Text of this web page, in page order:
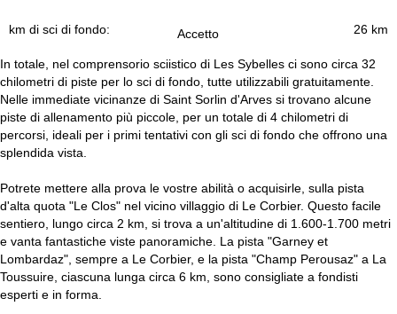
Accetto
p
g
e
26 km
km di sci di fondo:
In totale, nel comprensorio sciistico di Les Sybelles ci sono circa 32
chilometri di piste per lo sci di fondo, tutte utilizzabili gratuitamente.
Nelle immediate vicinanze di Saint Sorlin d'Arves si trovano alcune
piste di allenamento più piccole, per un totale di 4 chilometri di
percorsi, ideali per i primi tentativi con gli sci di fondo che offrono una
splendida vista.
Potrete mettere alla prova le vostre abilità o acquisirle, sulla pista
d'alta quota "Le Clos" nel vicino villaggio di Le Corbier. Questo facile
sentiero, lungo circa 2 km, si trova a un'altitudine di 1.600-1.700 metri
e vanta fantastiche viste panoramiche. La pista "Garney et
Lombardaz", sempre a Le Corbier, e la pista "Champ Perousaz" a La
Toussuire, ciascuna lunga circa 6 km, sono consigliate a fondisti
esperti e in forma.